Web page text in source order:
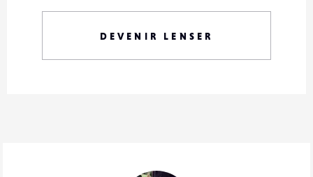
DEVENIR LENSER